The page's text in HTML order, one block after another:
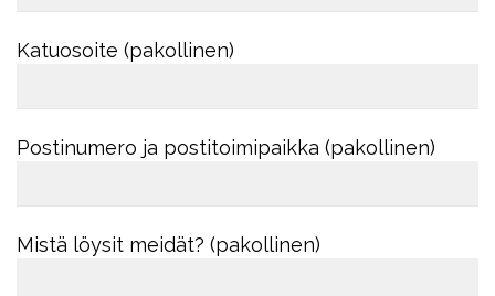
Katuosoite (pakollinen)
Postinumero ja postitoimipaikka (pakollinen)
Mistä löysit meidät? (pakollinen)